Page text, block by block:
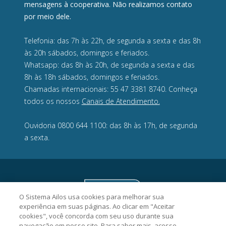
mensagens à cooperativa. Não realizamos contato
por meio dele.
Telefonia: das 7h às 22h, de segunda a sexta e das 8h
às 20h sábados, domingos e feriados.
Whatsapp: das 8h às 20h, de segunda a sexta e das
8h às 18h sábados, domingos e feriados.
Chamadas internacionais: 55 47 3381 8740. Conheça
todos os nossos Canais de Atendimento.
Ouvidoria 0800 644 1100: das 8h às 17h, de segunda
a sexta.
O Sistema Ailos usa cookies para melhorar sua
experiência em suas páginas. Ao clicar em "Aceitar
cookies", você concorda com seu uso durante sua